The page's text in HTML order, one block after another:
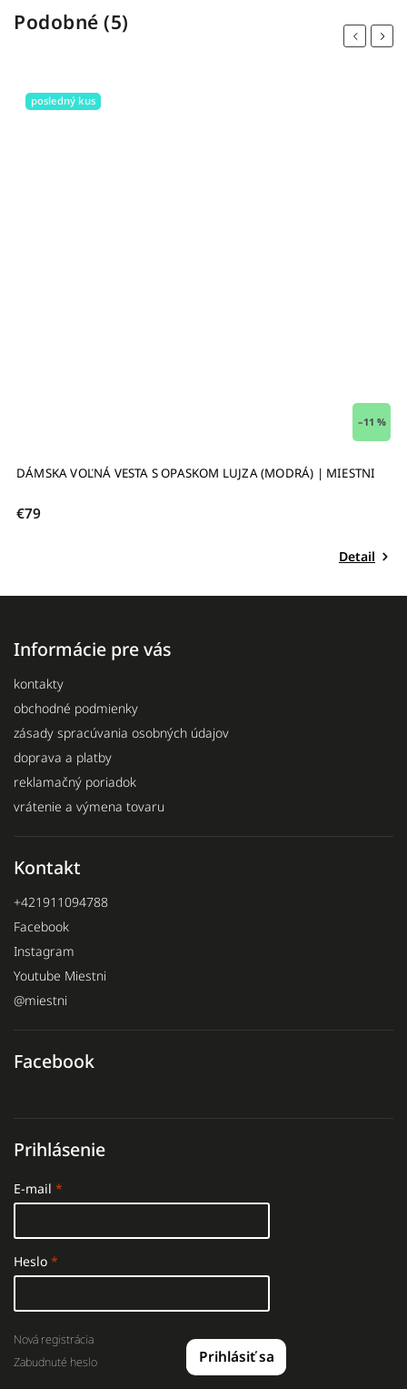
Podobné (5)
Previous
DÁMSKA VOĽNÁ VESTA S OPASKOM LUJZA (BIELA) | MIESTNI
€89
Detail
Next
Informácie pre vás
kontakty
obchodné podmienky
zásady spracúvania osobných údajov
doprava a platby
reklamačný poriadok
vrátenie a výmena tovaru
Kontakt
+421911094788
Facebook
Instagram
Youtube Miestni
@miestni
Facebook
Prihlásenie
E-mail
Heslo
Prihlásiť sa
Nová registrácia
Zabudnuté heslo